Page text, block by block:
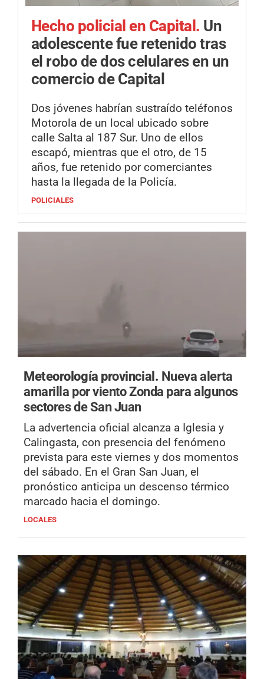
Hecho policial en Capital. Un
adolescente fue retenido tras
el robo de dos celulares en un
comercio de Capital
Dos jóvenes habrían sustraído teléfonos
Motorola de un local ubicado sobre
calle Salta al 187 Sur. Uno de ellos
escapó, mientras que el otro, de 15
años, fue retenido por comerciantes
hasta la llegada de la Policía.
POLICIALES
Meteorología provincial. Nueva alerta
amarilla por viento Zonda para algunos
sectores de San Juan
La advertencia oficial alcanza a Iglesia y
Calingasta, con presencia del fenómeno
prevista para este viernes y dos momentos
del sábado. En el Gran San Juan, el
pronóstico anticipa un descenso térmico
marcado hacia el domingo.
LOCALES